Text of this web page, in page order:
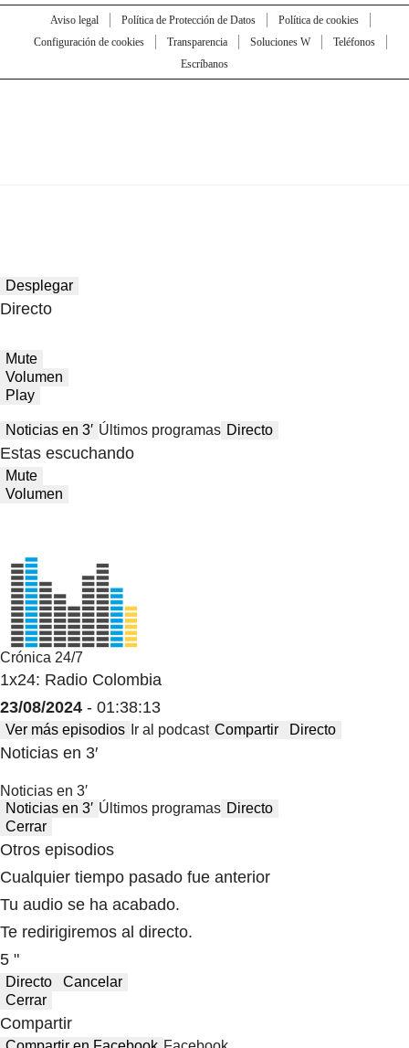
Aviso legal Política de Protección de Datos
Política de cookies
Configuración de cookies
Transparencia Soluciones W
Teléfonos
Escríbanos
Desplegar
Directo
Mute
Volumen
Play
Noticias en 3′ Últimos programas Directo
Estas escuchando
Mute
Volumen
Crónica 24/7
1x24: Radio Colombia
23/08/2024 - 01:38:13
Ver más episodios Ir al podcast Compartir Directo
Noticias en 3′
Noticias en 3′
Noticias en 3′ Últimos programas Directo
Cerrar
Otros episodios
Cualquier tiempo pasado fue anterior
Tu audio se ha acabado.
Te redirigiremos al directo.
5 "
Directo
Cancelar
Cerrar
Compartir